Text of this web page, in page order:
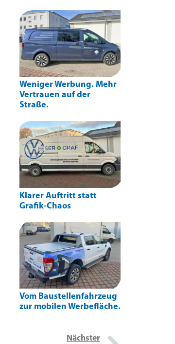
Weniger Werbung. Mehr
Vertrauen auf der
Straße.
Klarer Auftritt statt
Grafik-Chaos
Vom Baustellenfahrzeug
zur mobilen Werbefläche.
Nächster